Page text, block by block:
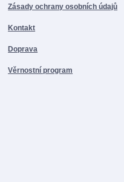
Zásady ochrany osobních údajů
Kontakt
Doprava
Věrnostní program